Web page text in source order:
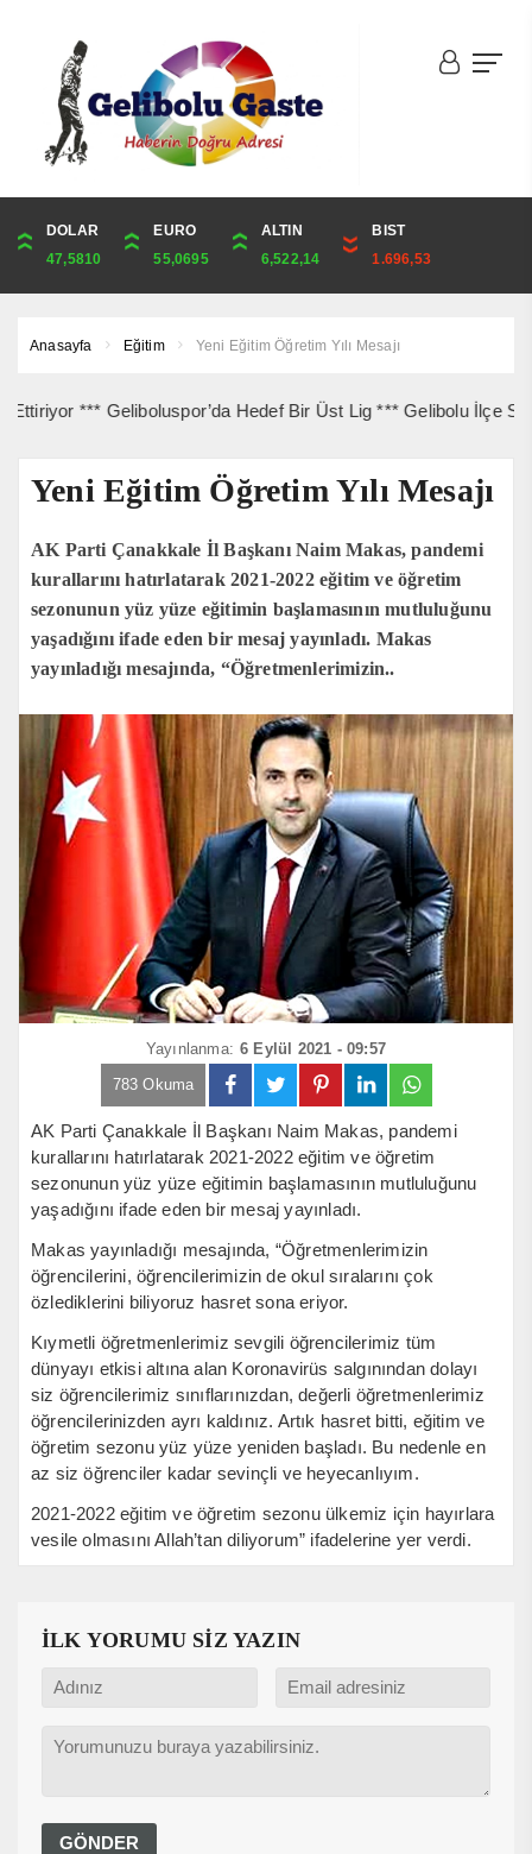
DOLAR
47,5810
EURO
55,0695
ALTIN
6,522,14
BIST
1.696,53
ONS
4,262,25
ALTIN
6,522,14
ÇEYREK
10,663,70
CUMHURİYET
42,969,00
Anasayfa Eğitim Yeni Eğitim Öğretim Yılı Mesajı
*** Geliboluspor’da Hedef Bir Üst Lig *** Gelibolu İlçe
Yeni Eğitim Öğretim Yılı Mesajı
AK Parti Çanakkale İl Başkanı Naim Makas, pandemi
kurallarını hatırlatarak 2021-2022 eğitim ve öğretim
sezonunun yüz yüze eğitimin başlamasının mutluluğunu
yaşadığını ifade eden bir mesaj yayınladı. Makas
yayınladığı mesajında, “Öğretmenlerimizin..
Yayınlanma: 6 Eylül 2021 - 09:57
783 Okuma
AK Parti Çanakkale İl Başkanı Naim Makas, pandemi
kurallarını hatırlatarak 2021-2022 eğitim ve öğretim
sezonunun yüz yüze eğitimin başlamasının mutluluğunu
yaşadığını ifade eden bir mesaj yayınladı.
Makas yayınladığı mesajında, “Öğretmenlerimizin
öğrencilerini, öğrencilerimizin de okul sıralarını çok
özlediklerini biliyoruz hasret sona eriyor.
Kıymetli öğretmenlerimiz sevgili öğrencilerimiz tüm
dünyayı etkisi altına alan Koronavirüs salgınından dolayı
siz öğrencilerimiz sınıflarınızdan, değerli öğretmenlerimiz
öğrencilerinizden ayrı kaldınız. Artık hasret bitti, eğitim ve
öğretim sezonu yüz yüze yeniden başladı. Bu nedenle en
az siz öğrenciler kadar sevinçli ve heyecanlıyım.
2021-2022 eğitim ve öğretim sezonu ülkemiz için hayırlara
vesile olmasını Allah’tan diliyorum” ifadelerine yer verdi.
İLK YORUMU SİZ YAZIN